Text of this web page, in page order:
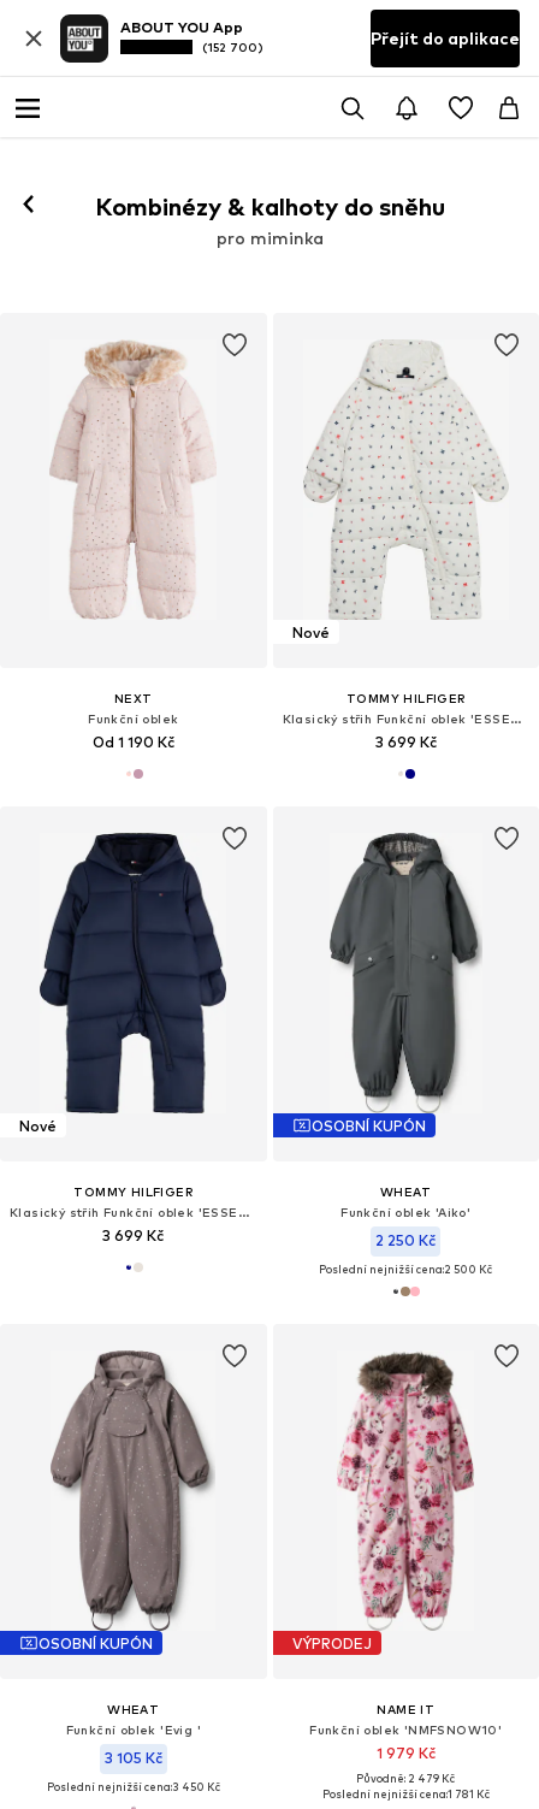
ABOUT YOU App
(152 700) Přejít do aplikace
Kombinézy & kalhoty do sněhu
pro miminka
NEXT
Funkční oblek
Od 1 190 Kč
Nové
TOMMY HILFIGER
Klasický střih Funkční oblek 'ESSENTIAL'
3 699 Kč
Nové
TOMMY HILFIGER
Klasický střih Funkční oblek 'ESSENTIAL'
3 699 Kč
OSOBNÍ KUPÓN
WHEAT
Funkční oblek 'Aiko'
2 250 Kč
Poslední nejnižší cena:2 500 Kč
OSOBNÍ KUPÓN
WHEAT
Funkční oblek 'Evig '
3 105 Kč
Poslední nejnižší cena:3 450 Kč
VÝPRODEJ
NAME IT
Funkční oblek 'NMFSNOW10'
1 979 Kč
Původně: 2 479 Kč
Poslední nejnižší cena:1 781 Kč